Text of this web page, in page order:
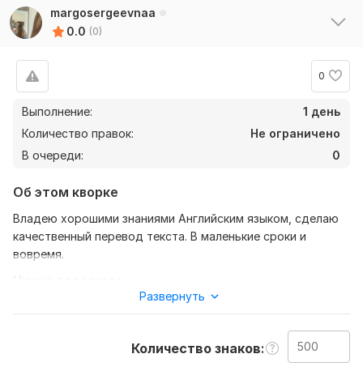
margosergeevnaa
0.0 (0)
0
Выполнение:
1 день
Количество правок:
Не ограничено
В очереди:
0
Об этом кворке
Владею хорошими знаниями Английским языком, сделаю
качественный перевод текста. В маленькие сроки и
вовремя.
Ожидаю от вас текст, желательно в формате документа,
Работа, карьера,
Развернуть
Количество знаков